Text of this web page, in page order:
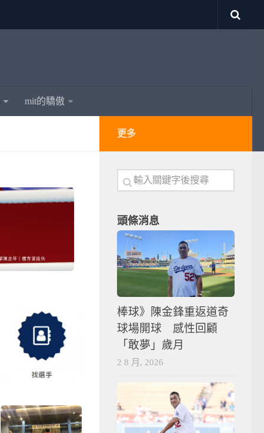
mit的驕傲
更多
頭條消息
棒球》陳金鋒重返道奇
球場開球 感性回顧
「敢夢」歲月
2 8 月, 2026